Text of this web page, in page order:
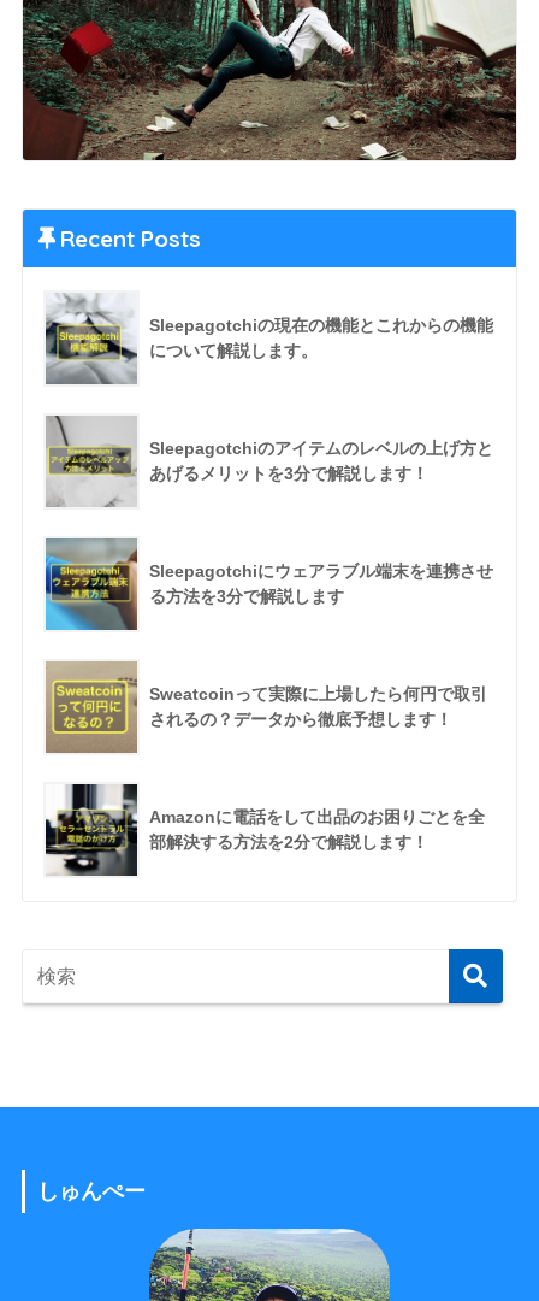
Recent Posts
Sleepagotchiの現在の機能とこれからの機能
について解説します。
Sleepagotchiのアイテムのレベルの上げ方と
あげるメリットを3分で解説します！
Sleepagotchiにウェアラブル端末を連携させ
る方法を3分で解説します
Sweatcoinって実際に上場したら何円で取引
されるの？データから徹底予想します！
Amazonに電話をして出品のお困りごとを全
部解決する方法を2分で解説します！
しゅんぺー